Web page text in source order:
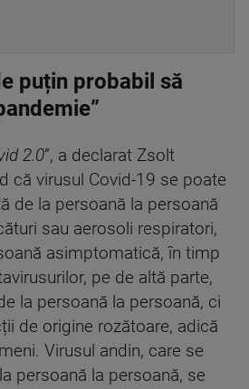
puțin probabil să
2.0”, a declarat Zsolt
că virusul Covid-19 se poate
de la persoană la persoană
sau aerosoli respiratori,
asimptomatică, în timp
pe de altă parte,
la persoană la persoană, ci
de origine rozătoare, adică
Virusul andin, care se
persoană la persoană, se